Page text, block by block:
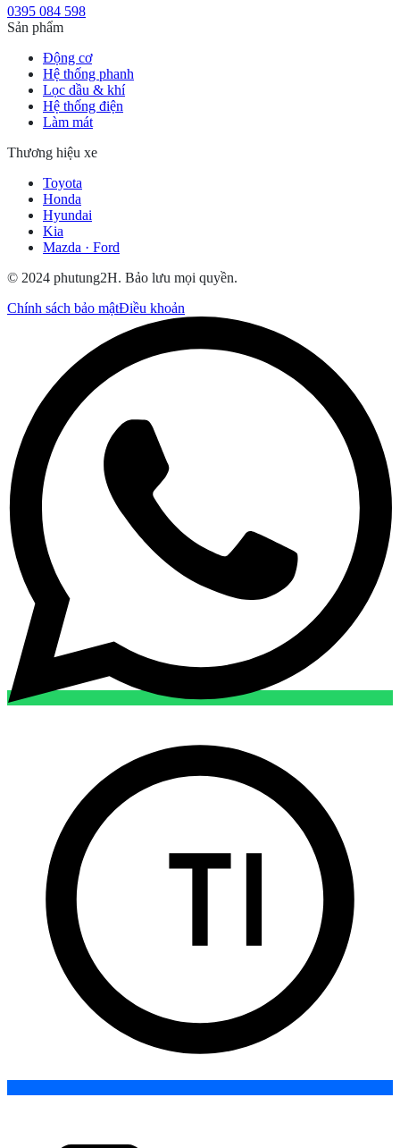
0395 084 598
Sản phẩm
Động cơ
Hệ thống phanh
Lọc dầu & khí
Hệ thống điện
Làm mát
Thương hiệu xe
Toyota
Honda
Hyundai
Kia
Mazda · Ford
© 2024 phutung2H. Bảo lưu mọi quyền.
Chính sách bảo mậtĐiều khoản